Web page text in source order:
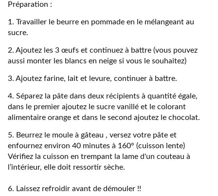
Préparation :
1. Travailler le beurre en pommade en le mélangeant au
sucre.
2. Ajoutez les 3 œufs et continuez à battre (vous pouvez
aussi monter les blancs en neige si vous le souhaitez)
3. Ajoutez farine, lait et levure, continuer à battre.
4. Séparez la pâte dans deux récipients à quantité égale,
dans le premier ajoutez le sucre vanillé et le colorant
alimentaire orange et dans le second ajoutez le chocolat.
5. Beurrez le moule à gâteau , versez votre pâte et
enfournez environ 40 minutes à 160° (cuisson lente)
Vérifiez la cuisson en trempant la lame d'un couteau à
l’intérieur, elle doit ressortir sèche.
6. Laissez refroidir avant de démouler !!